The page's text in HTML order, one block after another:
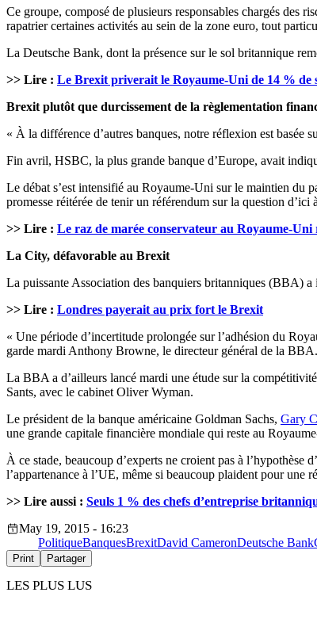
Ce groupe, composé de plusieurs responsables chargés des
rapatrier certaines activités au sein de la zone euro, tout
La Deutsche Bank, dont la présence sur le sol britannique
>> Lire : Le Brexit priverait le Royaume-Uni de 14 % de
Brexit plutôt que durcissement de la règlementation
« À la différence d’autres banques, notre réflexion est basée
Fin avril, HSBC, la plus grande banque d’Europe, avait
Le débat s’est intensifié au Royaume-Uni sur le maintien du
promesse réitérée de tenir un référendum sur la question
>> Lire : Le raz de marée conservateur au Royaume-
La City, défavorable au Brexit
La puissante Association des banquiers britanniques (BBA) a
>> Lire : Londres payerait au prix fort le Brexit
« Une période d’incertitude prolongée sur l’adhésion du
garde mardi Anthony Browne, le directeur général de la BBA.
La BBA a d’ailleurs lancé mardi une étude sur la
Sants, avec le cabinet Oliver Wyman.
Le président de la banque américaine Goldman Sachs, Gary
une grande capitale financière mondiale qui reste au
À ce stade, beaucoup d’experts ne croient pas à
l’appartenance à l’UE, même si beaucoup plaident pour une
>> Lire aussi : Seuls 1 % des chefs d’entreprise
May 19, 2015 - 16:23
PolitiqueBanquesBrexitDavid CameronDeutsche Bank
Print Partager
LES PLUS LUS